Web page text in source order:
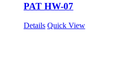
PAT HW-07
Details Quick View